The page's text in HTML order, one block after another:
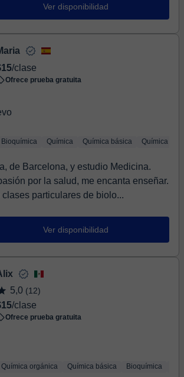
Ver disponibilidad
/clase
Ofrece prueba gratuita
Bioquímica Química Química básica Química del
de Barcelona, y estudio Medicina.
por la salud, me encanta enseñar.
clases particulares de biolo...
Ver disponibilidad
5,0 (12)
/clase
Ofrece prueba gratuita
Química orgánica Química básica Bioquímica